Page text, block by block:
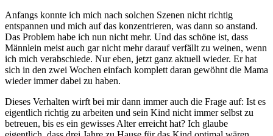
Anfangs konnte ich mich nach solchen Szenen nicht richtig
entspannen und mich auf das konzentrieren, was dann so anstand.
Das Problem habe ich nun nicht mehr. Und das schöne ist, dass
Männlein meist auch gar nicht mehr darauf verfällt zu weinen, wenn
ich mich verabschiede. Nur eben, jetzt ganz aktuell wieder. Er hat
sich in den zwei Wochen einfach komplett daran gewöhnt die Mama
wieder immer dabei zu haben.
Dieses Verhalten wirft bei mir dann immer auch die Frage auf: Ist es
eigentlich richtig zu arbeiten und sein Kind nicht immer selbst zu
betreuen, bis es ein gewisses Alter erreicht hat? Ich glaube